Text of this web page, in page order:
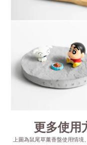
更多使用
上圖為鼠尾草薰香盤使用情境